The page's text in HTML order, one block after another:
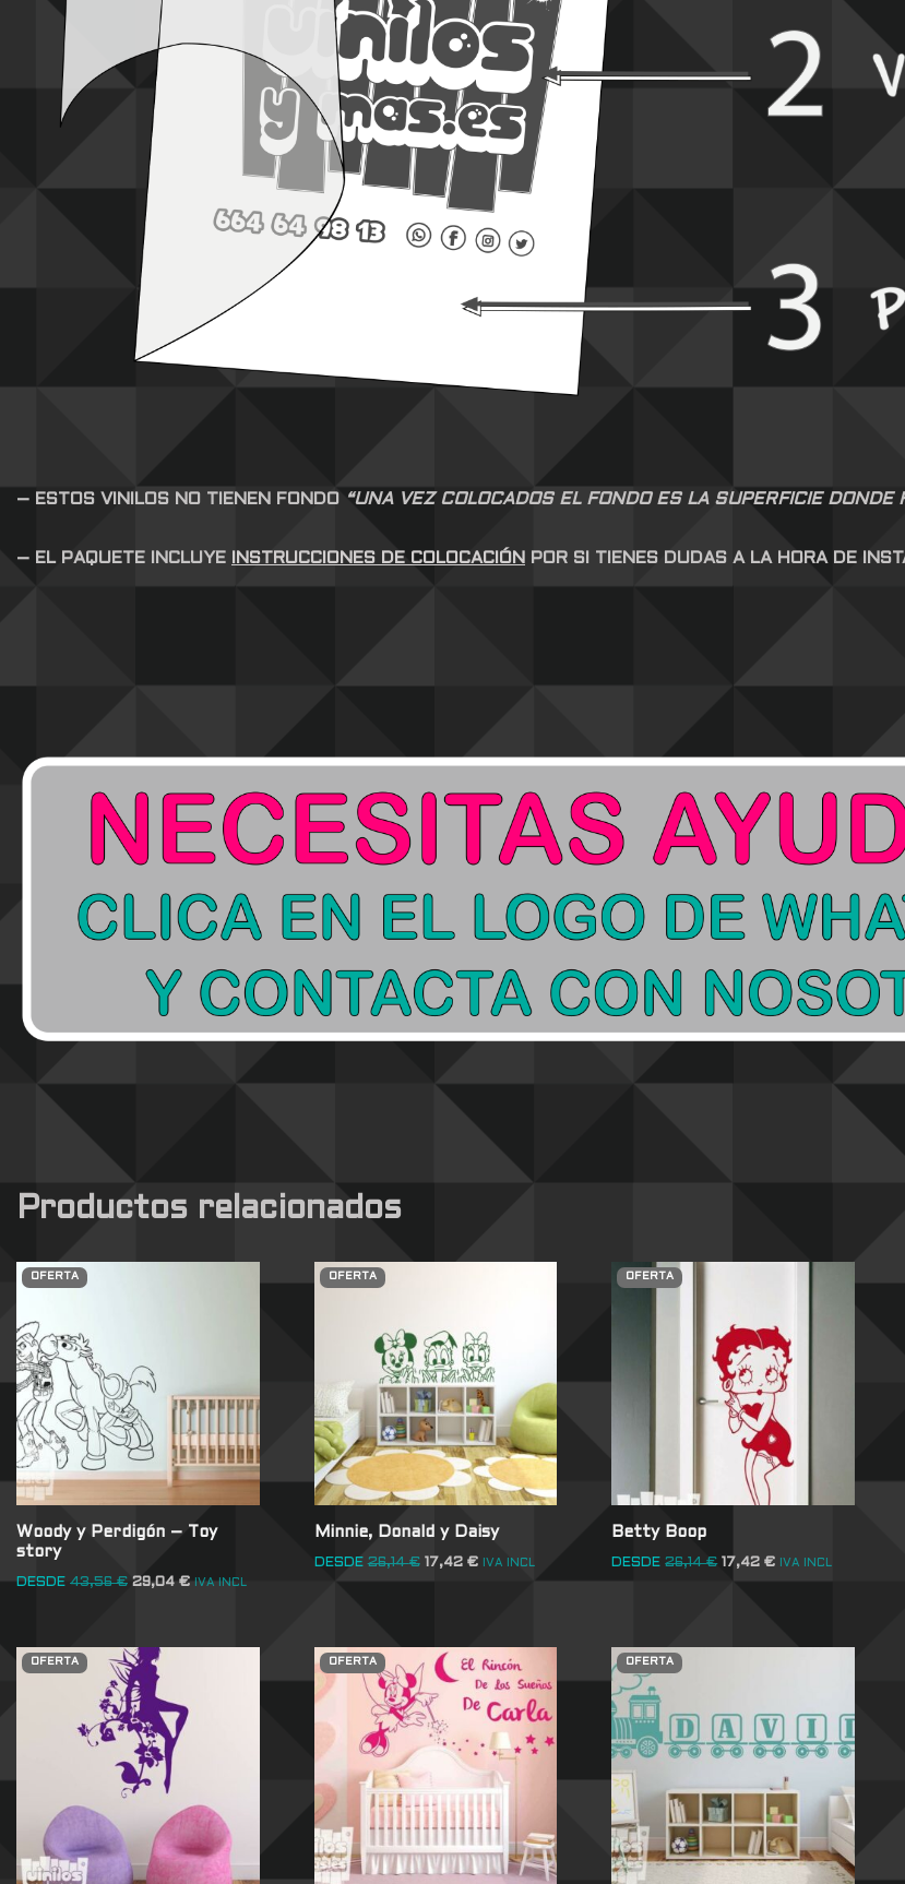
– ESTOS VINILOS NO TIENEN FONDO “UNA VEZ COLOCADOS EL FONDO ES LA SUPERFICIE DONDE
– EL PAQUETE INCLUYE INSTRUCCIONES DE COLOCACIÓN POR SI TIENES DUDAS A LA HORA DE
Productos relacionados
OFERTA
Woody y Perdigón – Toy
story
DESDE 43,56€ 29,04€ IVA INCL
OFERTA
Minnie, Donald y Daisy
DESDE 26,14€ 17,42 € IVA INCL
OFERTA
Betty Boop
DESDE 26,14€ 17,42€ IVA INCL
OFERTA OFERTA OFERTA